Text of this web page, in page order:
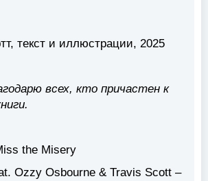
текст и иллюстрации, 2025
всех, кто причастен к
the Misery
Ozzy Osbourne & Travis Scott –